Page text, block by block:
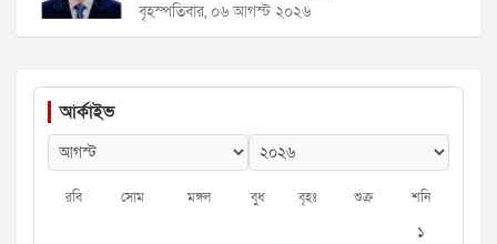
বৃহস্পতিবার, ০৬ আগস্ট ২০২৬
আর্কাইভ
রবি সোম মঙ্গল বুধ বৃহঃ শুক্র শনি
১